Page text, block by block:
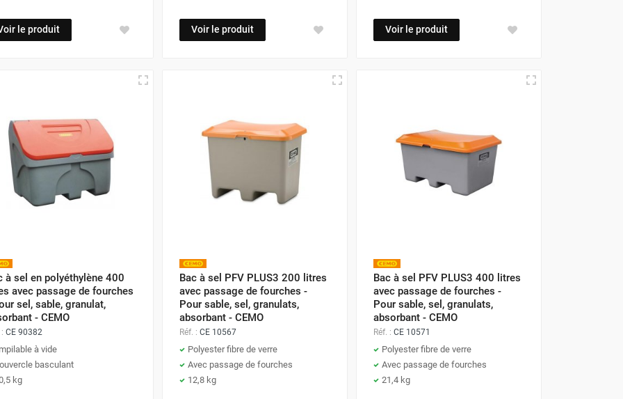
le produit Voir le produit Voir le produit
à sel en polyéthylène 400
avec passage de fourches
sel, sable, granulat,
- CEMO
CE 90382
à vide
basculant
kg
Bac à sel PFV PLUS3 200 litres
avec passage de fourches -
Pour sable, sel, granulats,
absorbant - CEMO
Réf. : CE 10567
Polyester fibre de verre
Avec passage de fourches
12,8 kg
Bac à sel PFV PLUS3 400 litres
avec passage de fourches -
Pour sable, sel, granulats,
absorbant - CEMO
Réf. : CE 10571
Polyester fibre de verre
Avec passage de fourches
21,4 kg